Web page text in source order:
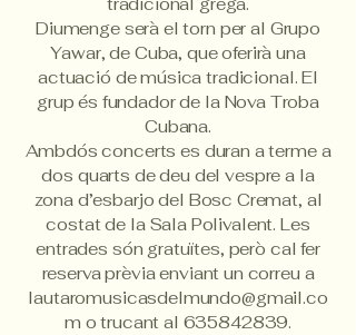
Diumenge serà el torn per al Grupo
Yawar, de Cuba, que oferirà una
actuació de música tradicional. El
grup és fundador de la Nova Troba
Cubana.
Ambdós concerts es duran a terme a
dos quarts de deu del vespre a la
zona d’esbarjo del Bosc Cremat, al
costat de la Sala Polivalent. Les
entrades són gratuïtes, però cal fer
reserva prèvia enviant un correu a
lautaromusicasdelmundo@gmail.co
m o trucant al 635842839.